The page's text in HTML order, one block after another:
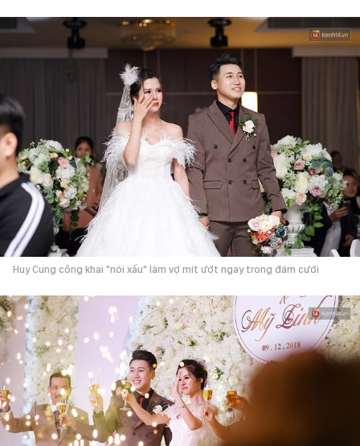
Huy Cung công khai "nói xấu" làm vợ mít ướt ngay trong đám cưới